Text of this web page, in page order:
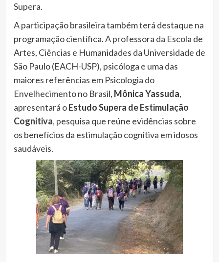
Supera.
A participação brasileira também terá destaque na
programação científica. A professora da Escola de
Artes, Ciências e Humanidades da Universidade de
São Paulo (EACH-USP), psicóloga e uma das
maiores referências em Psicologia do
Envelhecimento no Brasil, Mônica Yassuda,
apresentará oEstudo Supera de Estimulação
Cognitiva, pesquisa que reúne evidências sobre
os benefícios da estimulação cognitiva em idosos
saudáveis.